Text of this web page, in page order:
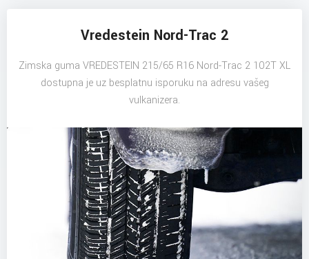
Vredestein Nord-Trac 2
Zimska guma VREDESTEIN 215/65 R16 Nord-Trac 2 102T XL
dostupna je uz besplatnu isporuku na adresu vašeg
vulkanizera.